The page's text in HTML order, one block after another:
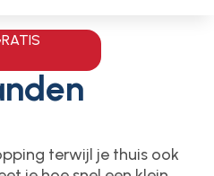
terwijl je thuis ook